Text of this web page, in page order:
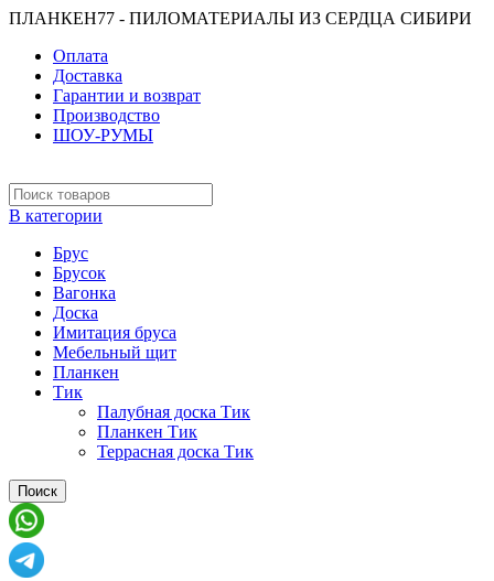
ПЛАНКЕН77 - ПИЛОМАТЕРИАЛЫ ИЗ СЕРДЦА СИБИРИ
Оплата
Доставка
Гарантии и возврат
Производство
ШОУ-РУМЫ
В категории
Брус
Брусок
Вагонка
Доска
Имитация бруса
Мебельный щит
Планкен
Тик
Палубная доска Тик
Планкен Тик
Террасная доска Тик
Поиск